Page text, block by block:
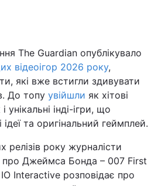
The Guardian опублікувало
відеоігор 2026 року,
які вже встигли здивувати
До топу увійшли як хітові
унікальні інді-ігри, що
та оригінальний геймплей.
релізів року журналісти
про Джеймса Бонда – 007 First
Interactive розповідає про